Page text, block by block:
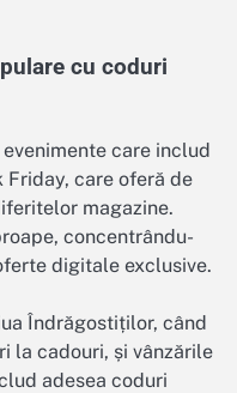
cu coduri
care includ
care oferă de
magazine.
concentrându-
digitale exclusive.
Îndrăgostiților, când
la cadouri, și vânzările
adesea coduri